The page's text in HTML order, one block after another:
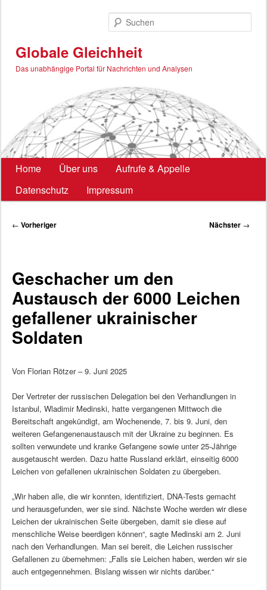
Globale Gleichheit
Das unabhängige Portal für Nachrichten und Analysen
Hauptmenü
Home Über uns
Aufrufe & Appelle
Datenschutz
Impressum
Beitragsnavigation
← Vorheriger Nächster →
Geschacher um den
Austausch der 6000 Leichen
gefallener ukrainischer
Soldaten
Von Florian Rötzer – 9. Juni 2025
Der Vertreter der russischen Delegation bei den Verhandlungen in
Istanbul, Wladimir Medinski, hatte vergangenen Mittwoch die
Bereitschaft angekündigt, am Wochenende, 7. bis 9. Juni, den
weiteren Gefangenenaustausch mit der Ukraine zu beginnen. Es
sollten verwundete und kranke Gefangene sowie unter 25-Jährige
ausgetauscht werden. Dazu hatte Russland erklärt, einseitig 6000
Leichen von gefallenen ukrainischen Soldaten zu übergeben.
„Wir haben alle, die wir konnten, identifiziert, DNA-Tests gemacht
und herausgefunden, wer sie sind. Nächste Woche werden wir diese
Leichen der ukrainischen Seite übergeben, damit sie diese auf
menschliche Weise beerdigen können“, sagte Medinski am 2. Juni
nach den Verhandlungen. Man sei bereit, die Leichen russischer
Gefallenen zu übernehmen: „Falls sie Leichen haben, werden wir sie
auch entgegennehmen. Bislang wissen wir nichts darüber.“